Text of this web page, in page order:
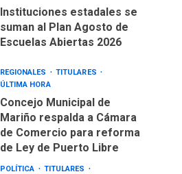
Instituciones estadales se
suman al Plan Agosto de
Escuelas Abiertas 2026
REGIONALES
TITULARES
ÚLTIMA HORA
Concejo Municipal de
Mariño respalda a Cámara
de Comercio para reforma
de Ley de Puerto Libre
POLÍTICA
TITULARES